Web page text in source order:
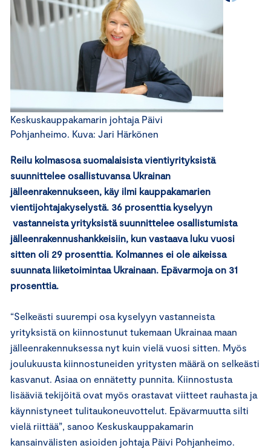
Keskuskauppakamarin johtaja Päivi
Pohjanheimo. Kuva: Jari Härkönen
Reilu kolmasosa suomalaisista vientiyrityksistä
suunnittelee osallistuvansa Ukrainan
jälleenrakennukseen, käy ilmi kauppakamarien
vientijohtajakyselystä. 36 prosenttia kyselyyn
vastanneista yrityksistä suunnittelee osallistumista
jälleenrakennushankkeisiin, kun vastaava luku vuosi
sitten oli 29 prosenttia. Kolmannes ei ole aikeissa
suunnata liiketoimintaa Ukrainaan. Epävarmoja on 31
prosenttia.
“Selkeästi suurempi osa kyselyyn vastanneista
yrityksistä on kiinnostunut tukemaan Ukrainaa maan
jälleenrakennuksessa nyt kuin vielä vuosi sitten. Myös
joulukuusta kiinnostuneiden yritysten määrä on selkeästi
kasvanut. Asiaa on ennätetty punnita. Kiinnostusta
lisääviä tekijöitä ovat myös orastavat viitteet rauhasta ja
käynnistyneet tulitaukoneuvottelut. Epävarmuutta silti
vielä riittää”, sanoo Keskuskauppakamarin
kansainvälisten asioiden johtaja Päivi Pohjanheimo.